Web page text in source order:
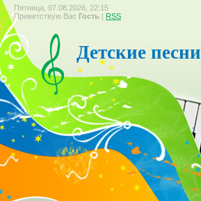
Пятница, 07.08.2026, 22:15
Приветствую Вас Гость | RSS
Детские песни